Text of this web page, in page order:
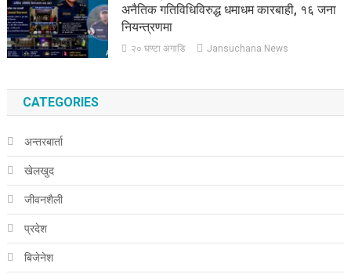
अनैतिक गतिविधिविरुद्ध धमाधम कारबाही, १६ जना
नियन्त्रणमा
२० घण्टा अगाडि Jansuchana News
CATEGORIES
अन्तरबार्ता
खेलखुद
जीवनशैली
प्रदेश
बिजेनेश